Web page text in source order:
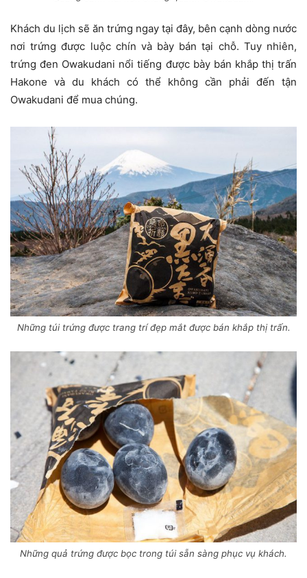
Khách du lịch sẽ ăn trứng ngay tại đây, bên cạnh dòng nước
nơi trứng được luộc chín và bày bán tại chỗ. Tuy nhiên,
trứng đen Owakudani nổi tiếng được bày bán khắp thị trấn
Hakone và du khách có thể không cần phải đến tận
Owakudani để mua chúng.
Những túi trứng được trang trí đẹp mắt được bán khắp thị trấn.
Những quả trứng được bọc trong túi sẵn sàng phục vụ khách.